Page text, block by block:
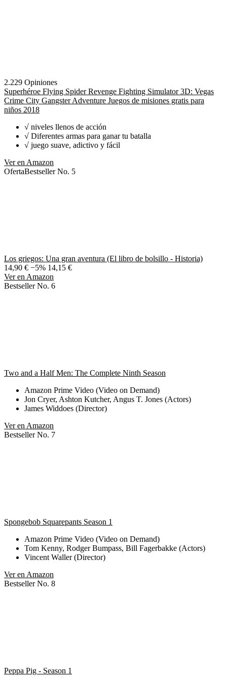
2.229 Opiniones
Superhéroe Flying Spider Revenge Fighting Simulator 3D: Vegas
Crime City Gangster Adventure Juegos de misiones gratis para
niños 2018
√ niveles llenos de acción
√ Diferentes armas para ganar tu batalla
√ juego suave, adictivo y fácil
Ver en Amazon
OfertaBestseller No. 5
Los griegos: Una gran aventura (El libro de bolsillo - Historia)
14,90 € −5% 14,15 €
Ver en Amazon
Bestseller No. 6
Two and a Half Men: The Complete Ninth Season
Amazon Prime Video (Video on Demand)
Jon Cryer, Ashton Kutcher, Angus T. Jones (Actors)
James Widdoes (Director)
Ver en Amazon
Bestseller No. 7
Spongebob Squarepants Season 1
Amazon Prime Video (Video on Demand)
Tom Kenny, Rodger Bumpass, Bill Fagerbakke (Actors)
Vincent Waller (Director)
Ver en Amazon
Bestseller No. 8
Peppa Pig - Season 1